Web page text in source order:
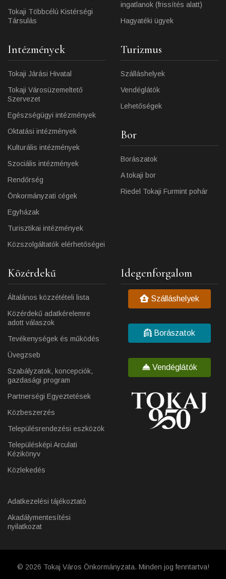
Tokaji Többcélú Kistérségi
Társulás
ingatlanok (frissítés alatt)
Hagyatéki ügyek
Intézmények
Tokaji Járási Hivatal
Tokaji Városüzemeltető
Szervezet
Egészségügyi intézmények
Oktatási intézmények
Kulturális intézmények
Szociális intézmények
Rendőrség
Önkormányzati cégek
Egyházak
Turisztikai intézmények
Közszolgáltatók elérhetőségei
Turizmus
Szálláshelyek
Vendéglátók
Lehetőségek
Bor
Borászatok
A tokaji bor
Riedel Tokaji Furmint pohár
Közérdekű
Általános közzétételi lista
Közérdekű adatkérelemre
adott válaszok
Tevékenységek és működés
Üvegzseb
Szabályzatok, koncepciók,
gazdasági program
Partnerségi Egyeztetések
Közbeszerzés
Településrendezési eszközök
Településképi Arculati
Kézikönyv
Közlekedés
Adatkezelési tájékoztató
Akadálymentesítési
nyilatkozat
Idegenforgalom
Szálláshelyek
Borászatok
Vendéglátók
© 2026 Tokaj Város Önkormányzata. Minden jog fenntartva!